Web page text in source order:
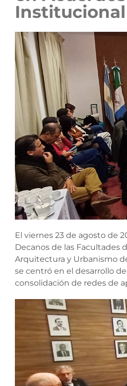
Institucional
El viernes 23 de agosto de
Decanos de las Facultades
Arquitectura y Urbanismo
se centró en el desarrollo
consolidación de redes de